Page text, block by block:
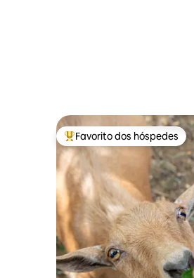
Favoritos dos hóspedes
Favorito dos hóspedes